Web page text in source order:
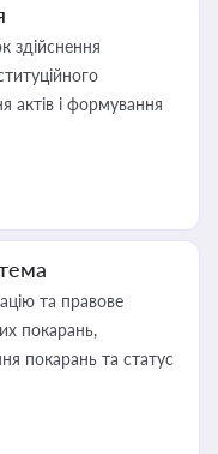
здійснення
актів і формування
та правове
покарань,
покарань та статус